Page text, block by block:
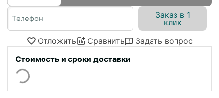
Заказ в 1
клик
Отложить
Сравнить
Задать вопрос
Стоимость и сроки доставки